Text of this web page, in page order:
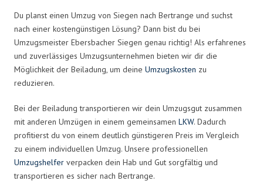
Du planst einen Umzug von Siegen nach Bertrange und suchst
nach einer kostengünstigen Lösung? Dann bist du bei
Umzugsmeister Ebersbacher Siegen genau richtig! Als erfahrenes
und zuverlässiges Umzugsunternehmen bieten wir dir die
Möglichkeit der Beiladung, um deine Umzugskosten zu
reduzieren.
Bei der Beiladung transportieren wir dein Umzugsgut zusammen
mit anderen Umzügen in einem gemeinsamen LKW. Dadurch
profitierst du von einem deutlich günstigeren Preis im Vergleich
zu einem individuellen Umzug. Unsere professionellen
Umzugshelfer verpacken dein Hab und Gut sorgfältig und
transportieren es sicher nach Bertrange.